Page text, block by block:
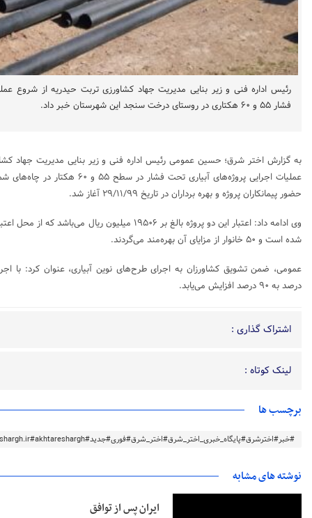
رئیس اداره فنی و زیر بنایی مدیریت جهاد کشاورزی تربت حیدریه از شروع
فشار ۵۵ و ۶۰ هکتاری در روستای درخت سنجد این شهرستان خبر داد.
به گزارش اختر شرق؛ حسین عمومی رئیس اداره فنی و زیر بنایی مدیریت جهاد
حضور پیمانکاران پروژه و بهره برداران در تاریخ ۲۹/۱۱/۹۹ آغاز شد.
شده است و ۵۰ خانوار از مزایای آن بهره‌مند می‌گردند.
درصد به ۹۰ درصد افزایش می‌یابد.
اشتراک گذاری :
لینک کوتاه :
برچسب ها
#خبر#اخترشرق#پایگاه_خبری_اختر_شرق#اختر_شرق#فوری#جدید#akhtareshargh.ir#akhtareshargh#خراسان#خراسان_رضوی
نوشته های مشابه
ایران پس از توافق